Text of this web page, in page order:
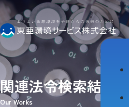
私たちについて
事業内容
会社概要
採用案内
お問い合わせ
関連法令検索結果
Our Works